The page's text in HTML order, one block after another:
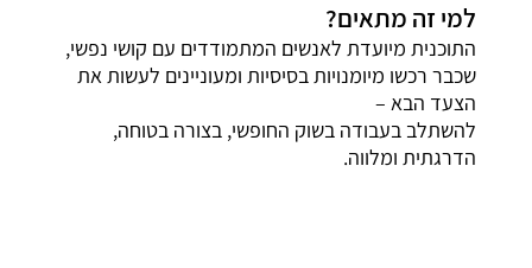
למי זה מתאים?
התוכנית מיועדת לאנשים המתמודדים עם קושי נפשי,
שכבר רכשו מיומנויות בסיסיות ומעוניינים לעשות את
הצעד הבא –
להשתלב בעבודה בשוק החופשי, בצורה בטוחה,
הדרגתית ומלווה.